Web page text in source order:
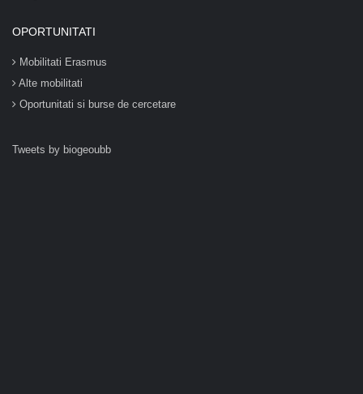
OPORTUNITATI
Mobilitati Erasmus
Alte mobilitati
Oportunitati si burse de cercetare
Tweets by biogeoubb